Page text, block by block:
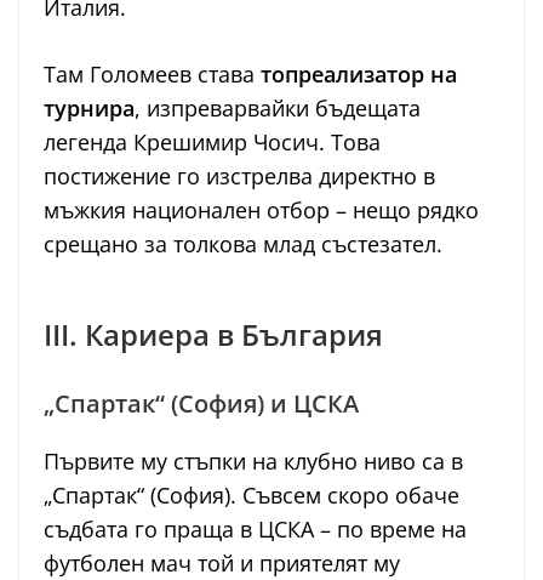
Италия.
Там Голомеев става топреализатор на
турнира, изпреварвайки бъдещата
легенда Крешимир Чосич. Това
постижение го изстрелва директно в
мъжкия национален отбор – нещо рядко
срещано за толкова млад състезател.
III. Кариера в България
„Спартак“ (София) и ЦСКА
Първите му стъпки на клубно ниво са в
„Спартак“ (София). Съвсем скоро обаче
съдбата го праща в ЦСКА – по време на
футболен мач той и приятелят му